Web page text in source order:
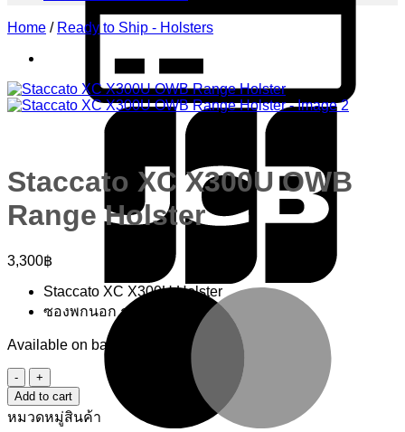
Home / Ready to Ship - Holsters
Staccato XC X300U OWB
Range Holster
3,300฿
Staccato XC X300U Holster
ซองพกนอก ถนัดมือขวา
Available on backorder
Staccato
XC
X300U
OWB
Add to cart
หมวดหมู่สินค้า